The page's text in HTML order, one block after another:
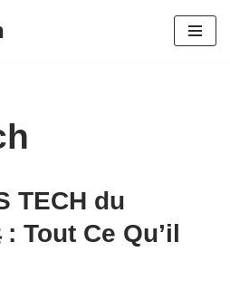
TECH du
Tout Ce Qu’il